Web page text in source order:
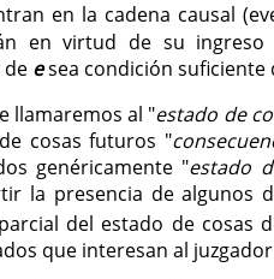
en la cadena causal
en virtud de su ingreso
esea condición
llamaremos al "estado de
cosas futuros "
genéricamente "estado
la presencia de algunos
del estado de cosas
que interesan al